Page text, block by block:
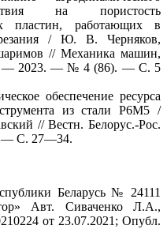
на пористость
пластин, работающих в
резания / Ю. В. Черняков,
// Механика машин,
— 2023. — № 4 (86). — С. 5
обеспечение ресурса
из стали Р6М5 /
// Вестн. Белорус.-Рос.
— С. 27—34.
Беларусь № 24111
Авт. Сиваченко Л.А.,
от 23.07.2021; Опубл.